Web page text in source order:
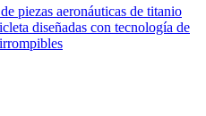
piezas aeronáuticas de titanio
diseñadas con tecnología de